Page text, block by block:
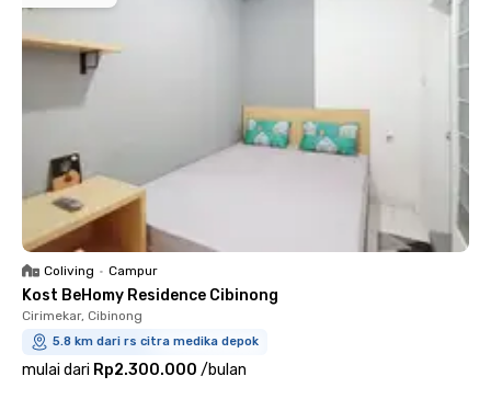
Coliving • Campur
Kost BeHomy Residence Cibinong
Cirimekar, Cibinong
5.8 km dari rs citra medika depok
mulai dari Rp2.300.000 /bulan